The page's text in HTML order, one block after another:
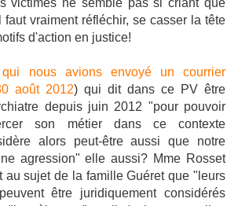
victimes ne semble pas si criant que
vraiment réfléchir, se casser la tête
d'action en justice!
nous avions envoyé un courrier
août 2012) qui dit dans ce PV être
depuis juin 2012 "pour pouvoir
son métier dans ce contexte
alors peut-être aussi que notre
agression" elle aussi? Mme Rosset
au sujet de la famille Guéret que "leurs
être juridiquement considérés